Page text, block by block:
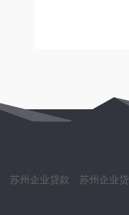
苏州企业贷款 苏州企业贷